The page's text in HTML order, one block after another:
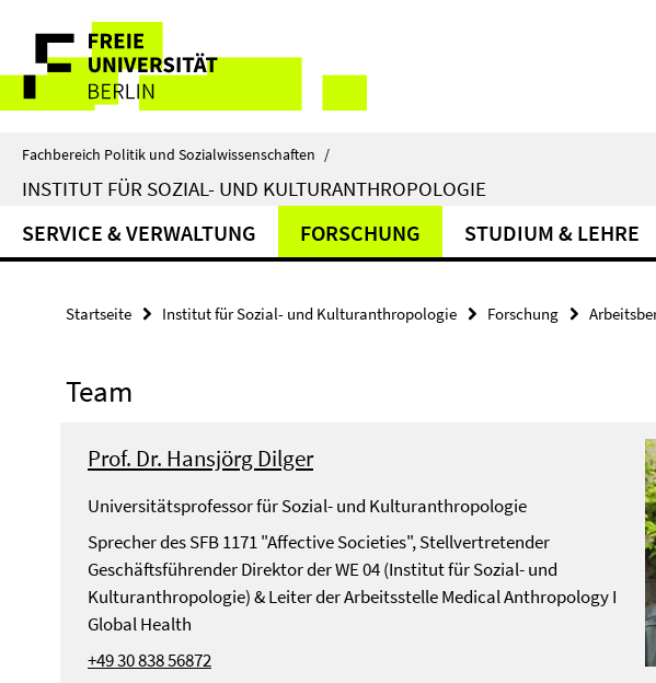
direkt
Inhalt
Service-
Navigation
Fachbereich Politik und Sozialwissenschaften /
INSTITUT FÜR SOZIAL- UND KULTURANTHROPOLOGIE
SERVICE & VERWALTUNG FORSCHUNG STUDIUM & LEHRE
Startseite Institut für Sozial- und Kulturanthropologie Forschung
Team
Prof. Dr. Hansjörg Dilger
Universitätsprofessor für Sozial- und Kulturanthropologie
Sprecher des SFB 1171 "Affective Societies", Stellvertretender
Geschäftsführender Direktor der WE 04 (Institut für Sozial- und
Kulturanthropologie) & Leiter der Arbeitsstelle Medical Anthropology I
Global Health
+49 30 838 56872